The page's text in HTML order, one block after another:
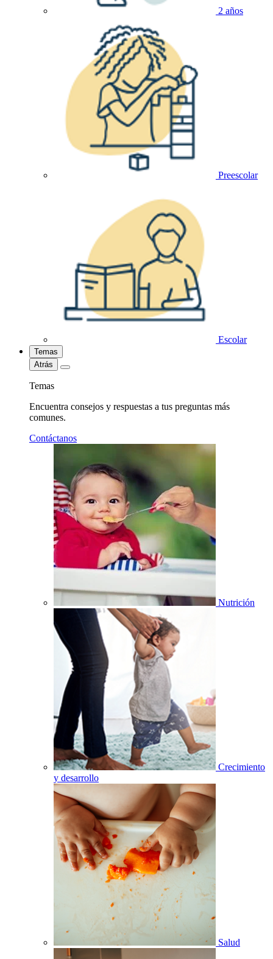
2 años
Preescolar
Escolar
Temas
Atrás
Temas
Encuentra consejos y respuestas a tus preguntas más
comunes.
Contáctanos
Nutrición
Crecimiento
y desarrollo
Salud